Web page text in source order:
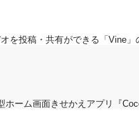
を投稿・共有ができる「Vine
ホーム画面きせかえアプリ『